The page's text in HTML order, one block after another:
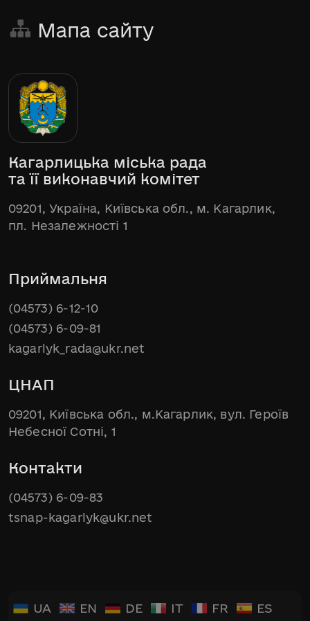
Мапа сайту
Кагарлицька міська рада
та її виконавчий комітет
09201, Україна, Київська обл., м. Кагарлик,
пл. Незалежності 1
Приймальня
(04573) 6-12-10
(04573) 6-09-81
kagarlyk_rada@ukr.net
ЦНАП
09201, Київська обл., м.Кагарлик, вул. Героїв
Небесної Сотні, 1
Контакти
(04573) 6-09-83
tsnap-kagarlyk@ukr.net
UA EN DE IT FR ES